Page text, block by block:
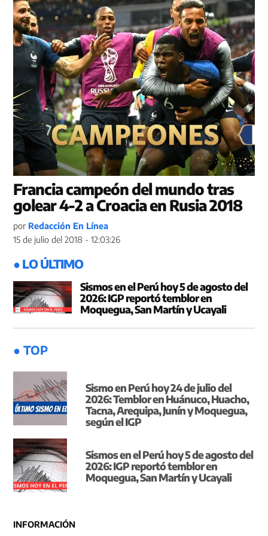
Francia campeón del mundo tras
golear 4-2 a Croacia en Rusia 2018
por Redacción En Línea
15 de julio del 2018 - 12:03:26
● LO ÚLTIMO
Sismos en el Perú hoy 5 de agosto del
2026: IGP reportó temblor en
Moquegua, San Martín y Ucayali
● TOP
Sismo en Perú hoy 24 de julio del
2026: Temblor en Huánuco, Huacho,
Tacna, Arequipa, Junín y Moquegua,
según el IGP
Sismos en el Perú hoy 5 de agosto del
2026: IGP reportó temblor en
Moquegua, San Martín y Ucayali
INFORMACIÓN